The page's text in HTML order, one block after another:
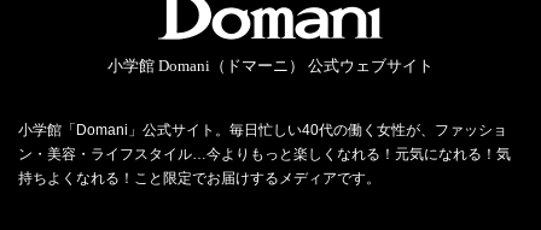
小学館 Domani（ドマーニ） 公式ウェブサイト
小学館「Domani」公式サイト。毎日忙しい40代の働く女性が、ファッショ
ン・美容・ライフスタイル…今よりもっと楽しくなれる！元気になれる！気
持ちよくなれる！こと限定でお届けするメディアです。